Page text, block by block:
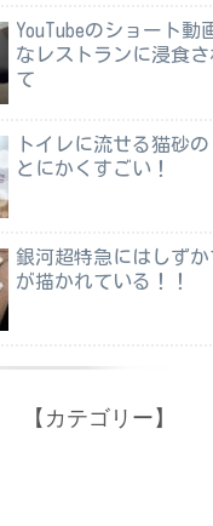
YouTubeのショート動
なレストランに浸食
て
トイレに流せる猫砂
とにかくすごい！
銀河超特急にはしず
が描かれている！！
【カテゴリー】